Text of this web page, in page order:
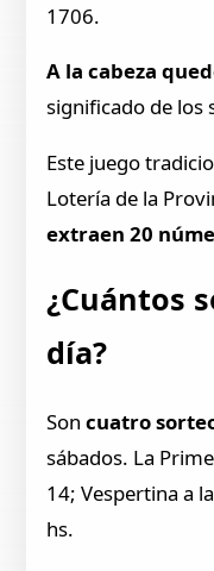
1706.
A la cabeza
significado de los
Este juego
Lotería de la
extraen 20
¿Cuántos
día?
Soncuatro
sábados. La
14; Vespertina a
hs.